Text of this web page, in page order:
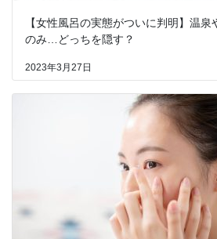
【女性風呂の実態がついに判明】温
のみ…どっちを隠す？
2023年3月27日